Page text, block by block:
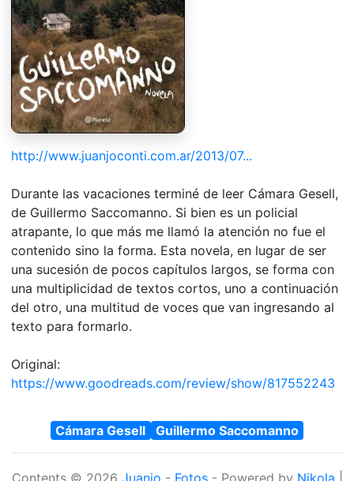
http://www.juanjoconti.com.ar/2013/07...
Durante las vacaciones terminé de leer Cámara Gesell,
de Guillermo Saccomanno. Si bien es un policial
atrapante, lo que más me llamó la atención no fue el
contenido sino la forma. Esta novela, en lugar de ser
una sucesión de pocos capítulos largos, se forma con
una multiplicidad de textos cortos, uno a continuación
del otro, una multitud de voces que van ingresando al
texto para formarlo.
Original:
https://www.goodreads.com/review/show/817552243
Cámara Gesell Guillermo Saccomanno
Contents © 2026 Juanjo - Fotos- Powered by Nikola